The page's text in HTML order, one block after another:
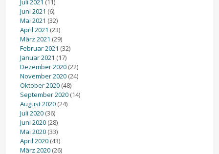
Juni 2021 (6)
Mai 2021 (32)
April 2021 (23)
März 2021 (29)
Februar 2021 (32)
Januar 2021 (17)
Dezember 2020 (22)
November 2020 (24)
Oktober 2020 (48)
September 2020 (14)
August 2020 (24)
Juli 2020 (36)
Juni 2020 (28)
Mai 2020 (33)
April 2020 (43)
März 2020 (26)